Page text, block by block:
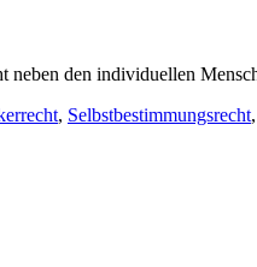
den individuellen
, Selbstbestimmungsrecht,